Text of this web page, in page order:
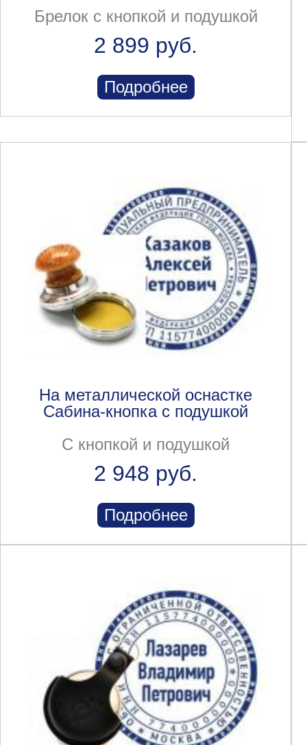
Брелок с кнопкой и подушкой
2 899 руб.
Подробнее
На металлической оснастке
Сабина-кнопка с подушкой
С кнопкой и подушкой
2 948 руб.
Подробнее